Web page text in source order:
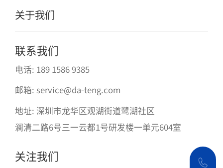
关于我们
联系我们
电话: 189 1586 9385
邮箱: service@da-teng.com
地址: 深圳市龙华区观湖街道鹭湖社区
澜清二路6号三一云都1号研发楼一单元604室
关注我们